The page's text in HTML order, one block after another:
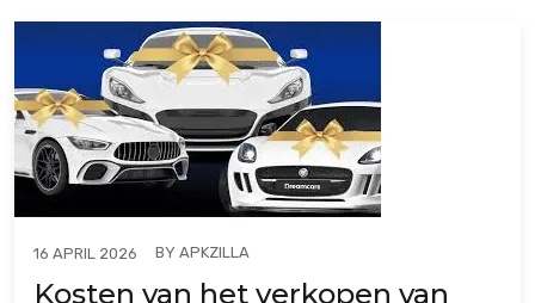
16 APRIL 2026 BY APKZILLA
Kosten van het verkopen van